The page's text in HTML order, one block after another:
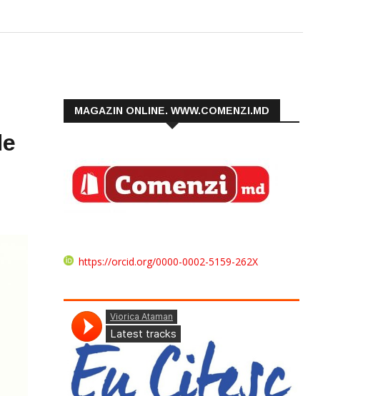
MAGAZIN ONLINE. WWW.COMENZI.MD
https://orcid.org/0000-0002-5159-262X